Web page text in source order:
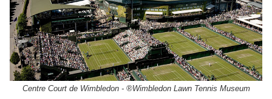
Centre Court de Wimbledon - ®Wimbledon Lawn Tennis Museum